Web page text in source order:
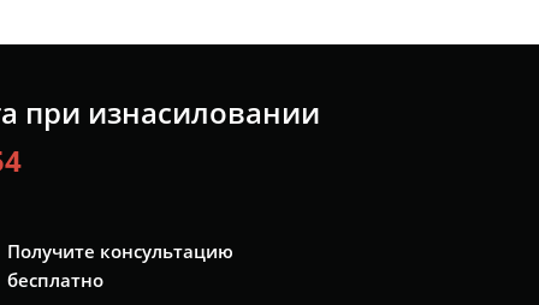
при изнасиловании
Получите консультацию
бесплатно